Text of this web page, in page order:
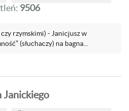
9506
rzymskimi) - Janicjusz w
(słuchaczy) na bagna...
Janickiego